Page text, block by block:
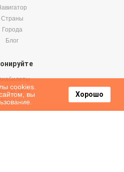
Страны
Города
Блог
авто
Паромы
cookies.
вы
Хорошо